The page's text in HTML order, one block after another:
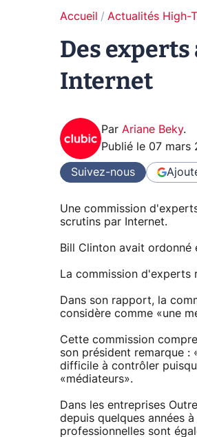
Accueil Actualités High-
Des
Internet
Par Ariane Beky.
Publié le 07 mars
Suivez-nous
Une commission
scrutins par Internet.
Bill Clinton avait ordonné
La commission d'experts
Dans son rapport, la
considère comme «une
Cette commission
son président remarque :
difficile à contrôler
«médiateurs».
Dans les entreprises
depuis quelques années
professionnelles sont